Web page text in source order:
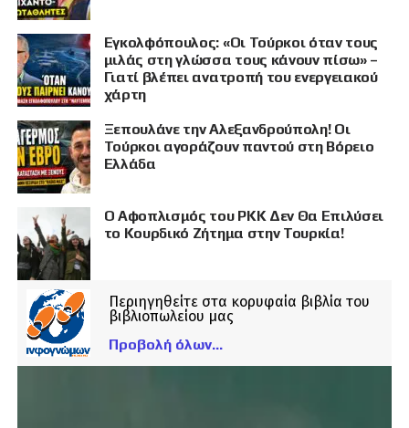
Εγκολφόπουλος: «Οι Τούρκοι όταν τους
μιλάς στη γλώσσα τους κάνουν πίσω» –
Γιατί βλέπει ανατροπή του ενεργειακού
χάρτη
Ξεπουλάνε την Αλεξανδρούπολη! Οι
Τούρκοι αγοράζουν παντού στη Βόρειο
Ελλάδα
Ο Αφοπλισμός του PKK Δεν Θα Επιλύσει
το Κουρδικό Ζήτημα στην Τουρκία!
Περιηγηθείτε στα κορυφαία βιβλία του
βιβλιοπωλείου μας
Προβολή όλων